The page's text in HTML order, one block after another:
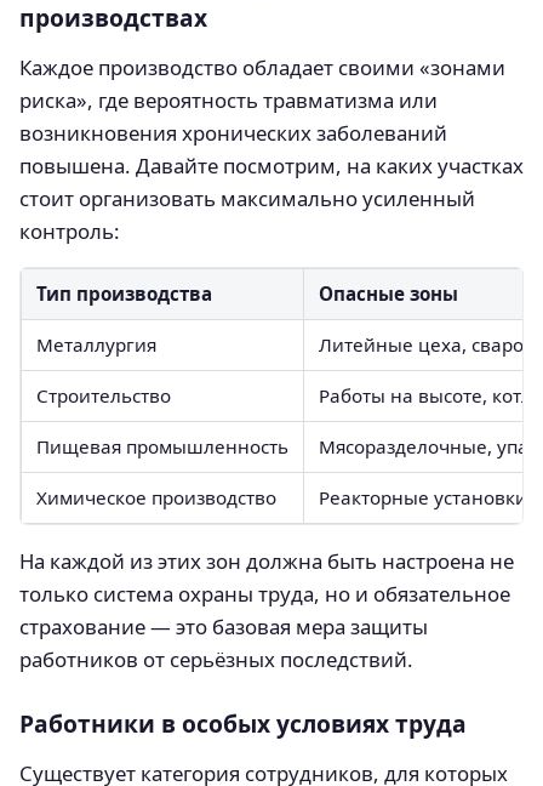
производствах
Каждое производство обладает своими «зонами
риска», где вероятность травматизма или
возникновения хронических заболеваний
повышена. Давайте посмотрим, на каких участках
стоит организовать максимально усиленный
контроль:
Тип производства Опасные зоны
Металлургия Литейные цеха,
Строительство Работы на высоте,
Пищевая промышленность Мясоразделочные,
Химическое производство Реакторные
На каждой из этих зон должна быть настроена не
только система охраны труда, но и обязательное
страхование — это базовая мера защиты
работников от серьёзных последствий.
Работники в особых условиях труда
Существует категория сотрудников, для которых